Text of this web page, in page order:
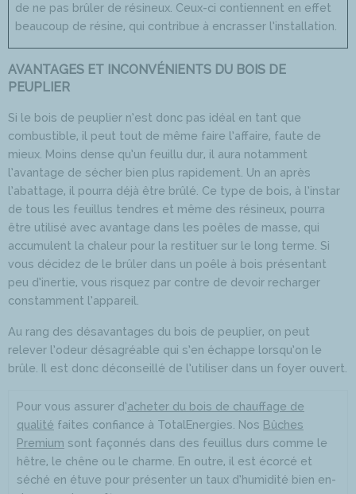
de ne pas brûler de résineux. Ceux-ci contiennent en effet
beaucoup de résine, qui contribue à encrasser l’installation.
AVANTAGES ET INCONVÉNIENTS DU BOIS DE
PEUPLIER
Si le bois de peuplier n’est donc pas idéal en tant que
combustible, il peut tout de même faire l’affaire, faute de
mieux. Moins dense qu’un feuillu dur, il aura notamment
l’avantage de sécher bien plus rapidement. Un an après
l’abattage, il pourra déjà être brûlé. Ce type de bois, à l’instar
de tous les feuillus tendres et même des résineux, pourra
être utilisé avec avantage dans les poêles de masse, qui
accumulent la chaleur pour la restituer sur le long terme. Si
vous décidez de le brûler dans un poêle à bois présentant
peu d’inertie, vous risquez par contre de devoir recharger
constamment l’appareil.
Au rang des désavantages du bois de peuplier, on peut
relever l’odeur désagréable qui s’en échappe lorsqu’on le
brûle. Il est donc déconseillé de l’utiliser dans un foyer ouvert.
Pour vous assurer d’acheter du bois de chauffage de
qualité faites confiance à TotalEnergies. Nos Bûches
Premium sont façonnés dans des feuillus durs comme le
hêtre, le chêne ou le charme. En outre, il est écorcé et
séché en étuve pour présenter un taux d’humidité bien en-